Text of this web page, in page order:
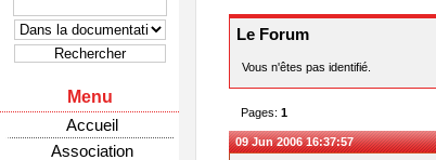
Menu
Accueil
Association
Le Forum
Vous n'êtes pas identifié.
Pages: 1
09 Jun 2006 16:37:57